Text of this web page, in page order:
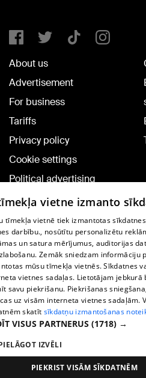
About us
Advertisement
For business
Tariffs
Privacy policy
Cookie settings
Political advertising
Cookie policy
Commenting terms
TV program
Contract rules
360 Ziņu kontakti
Helio Media
Vortal assistance service: e-mail -
All rights reserved.
vietne izmanto
tīmekļa vietnē tiek izmantotas
darbību., nosūtītu personalizētu
un satura mērījumus, auditorijas
Zemāk sniedzam informāciju
mūsu tīmekļa vietnēs. Sīkdatnes
vietnes sadaļas. Lietotājam
savu piekrišanu. Piekrišanas
uz visām interneta vietnes sadaļām.
skatīt sīkdatņu izmantošanas
VISUS PARTNERUS (1718) →
IZVĒLI
PIEKRIST VISĀM SĪKDATNĒM